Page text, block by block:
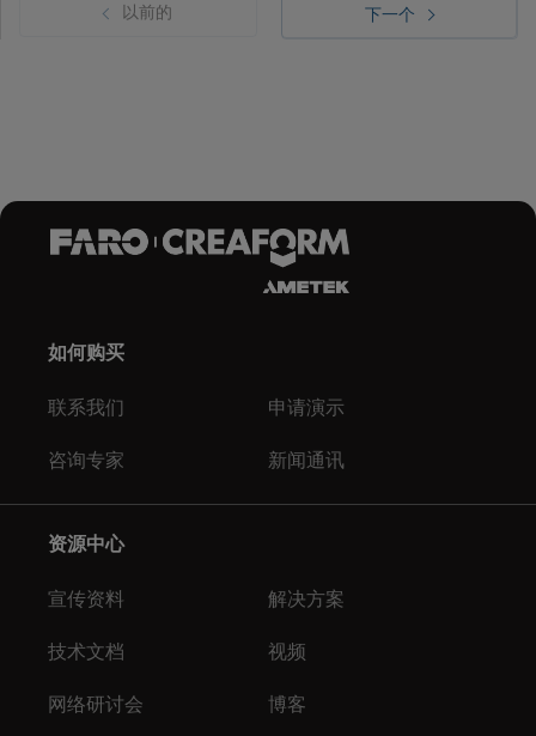
以前的 下一个
如何购买
联系我们 申请演示
咨询专家 新闻通讯
资源中心
宣传资料 解决方案
技术文档 视频
网络研讨会 博客